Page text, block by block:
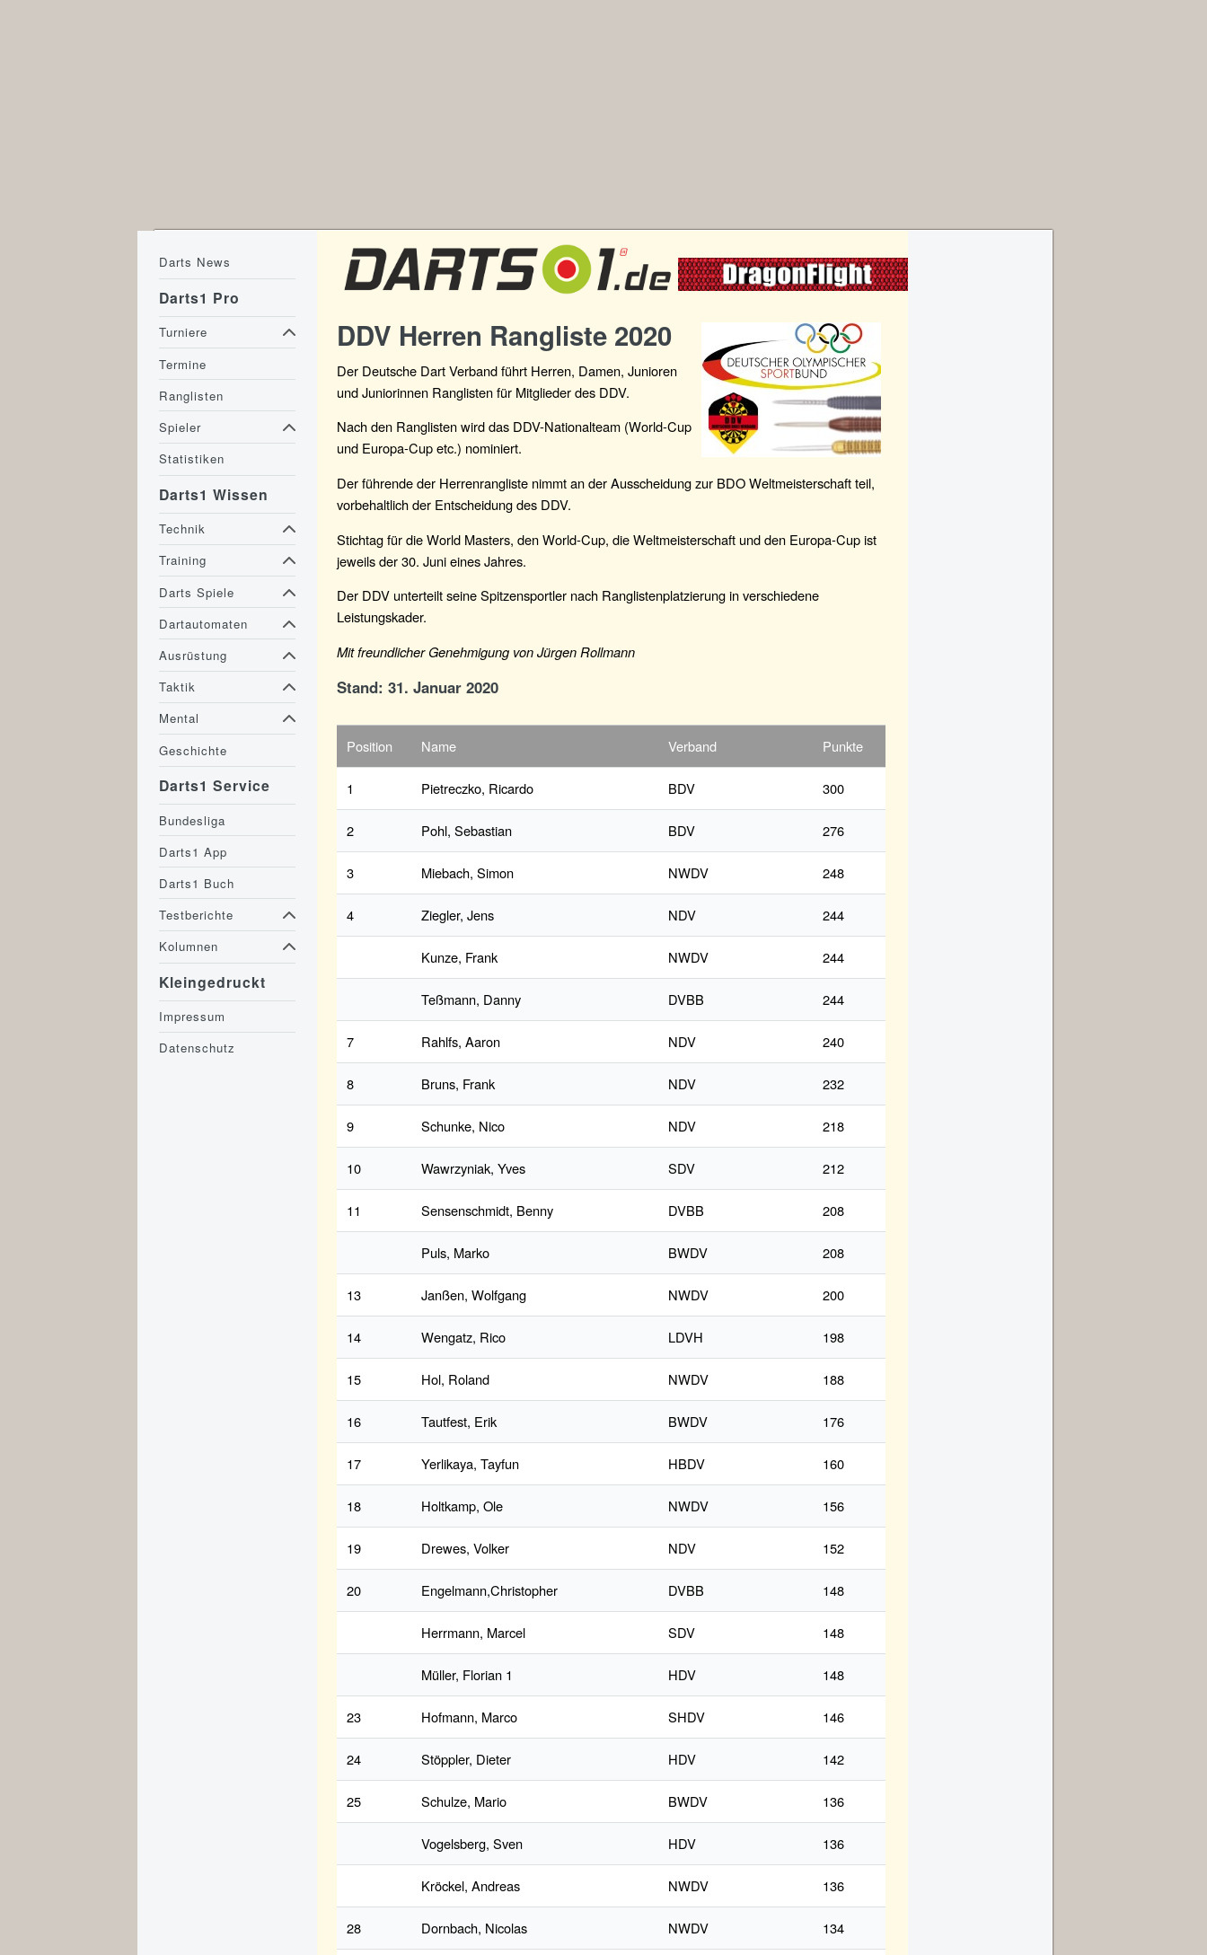
DDV Herren Rangliste 2020
Der Deutsche Dart Verband führt Herren, Damen, Junioren
und Juniorinnen Ranglisten für Mitglieder des DDV.
Nach den Ranglisten wird das DDV-Nationalteam (World-Cup
und Europa-Cup etc.) nominiert.
Der führende der Herrenrangliste nimmt an der Ausscheidung zur BDO Weltmeisterschaft teil,
vorbehaltlich der Entscheidung des DDV.
Stichtag für die World Masters, den World-Cup, die Weltmeisterschaft und den Europa-Cup ist
jeweils der 30. Juni eines Jahres.
Der DDV unterteilt seine Spitzensportler nach Ranglistenplatzierung in verschiedene
Leistungskader.
Mit freundlicher Genehmigung von Jürgen Rollmann
Stand: 31. Januar 2020
Position Name Verband Punkte
1 Pietreczko, Ricardo BDV 300
2 Pohl, Sebastian BDV 276
3 Miebach, Simon NWDV 248
4 Ziegler, Jens NDV 244
Kunze, Frank NWDV 244
Teßmann, Danny DVBB 244
7 Rahlfs, Aaron NDV 240
8 Bruns, Frank NDV 232
9 Schunke, Nico NDV 218
10 Wawrzyniak, Yves SDV 212
11 Sensenschmidt, Benny DVBB 208
Puls, Marko BWDV 208
13 Janßen, Wolfgang NWDV 200
14 Wengatz, Rico LDVH 198
15 Hol, Roland NWDV 188
16 Tautfest, Erik BWDV 176
17 Yerlikaya, Tayfun HBDV 160
18 Holtkamp, Ole NWDV 156
19 Drewes, Volker NDV 152
20 Engelmann,Christopher DVBB 148
Herrmann, Marcel SDV 148
Müller, Florian 1 HDV 148
23 Hofmann, Marco SHDV 146
24 Stöppler, Dieter HDV 142
25 Schulze, Mario BWDV 136
Vogelsberg, Sven HDV 136
Kröckel, Andreas NWDV 136
28 Dornbach, Nicolas NWDV 134
Darts News
Darts1 Pro
Turniere
Termine
Ranglisten
Spieler
Statistiken
Darts1 Wissen
Technik
Training
Darts Spiele
Dartautomaten
Ausrüstung
Taktik
Mental
Geschichte
Darts1 Service
Bundesliga
Darts1 App
Darts1 Buch
Testberichte
Kolumnen
Kleingedruckt
Impressum
Datenschutz